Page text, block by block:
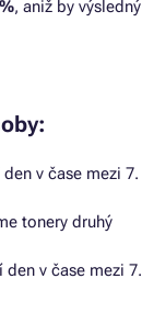
, aniž by výsledný
v čase mezi 7.
tonery druhý
v čase mezi 7.